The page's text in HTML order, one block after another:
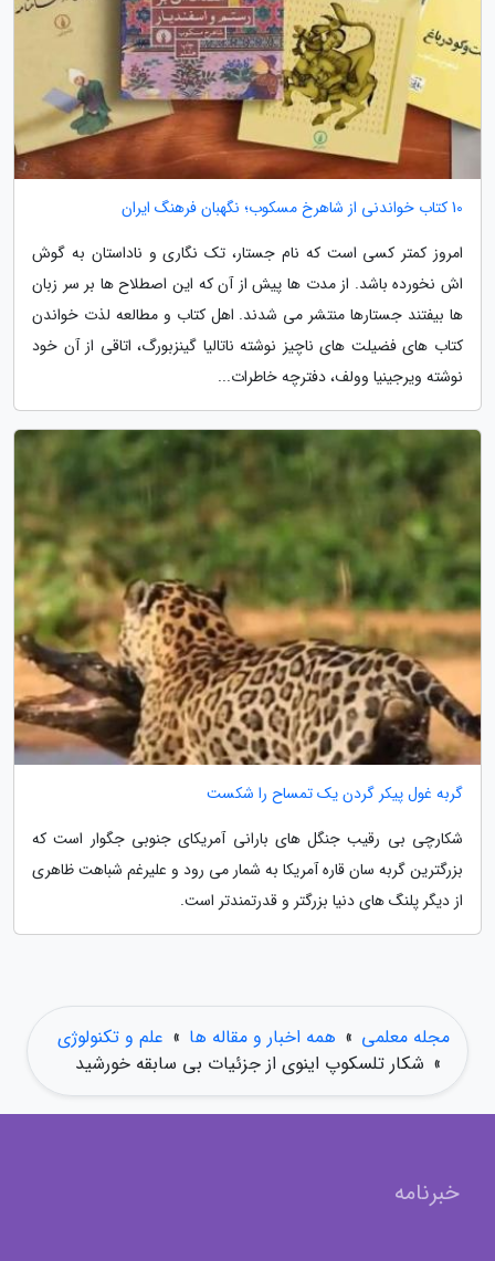
10 کتاب خواندنی از شاهرخ مسکوب؛ نگهبان فرهنگ ایران
امروز کمتر کسی است که نام جستار، تک نگاری و ناداستان به گوش
اش نخورده باشد. از مدت ها پیش از آن که این اصطلاح ها بر سر زبان
ها بیفتند جستارها منتشر می شدند. اهل کتاب و مطالعه لذت خواندن
کتاب های فضیلت های ناچیز نوشته ناتالیا گینزبورگ، اتاقی از آن خود
نوشته ویرجینیا وولف، دفترچه خاطرات...
گربه غول پیکر گردن یک تمساح را شکست
شکارچی بی رقیب جنگل های بارانی آمریکای جنوبی جگوار است که
بزرگترین گربه سان قاره آمریکا به شمار می رود و علیرغم شباهت ظاهری
از دیگر پلنگ های دنیا بزرگتر و قدرتمندتر است.
مجله معلمی » همه اخبار و مقاله ها » علم و تکنولوژی
» شکار تلسکوپ اینوی از جزئیات بی سابقه خورشید
خبرنامه